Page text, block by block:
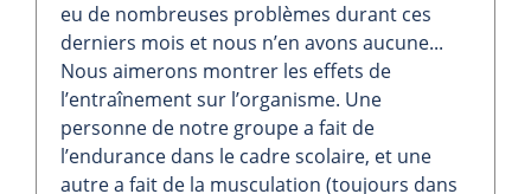
eu de nombreuses problèmes durant ces
derniers mois et nous n’en avons aucune...
Nous aimerons montrer les effets de
l’entraînement sur l’organisme. Une
personne de notre groupe a fait de
l’endurance dans le cadre scolaire, et une
autre a fait de la musculation (toujours dans